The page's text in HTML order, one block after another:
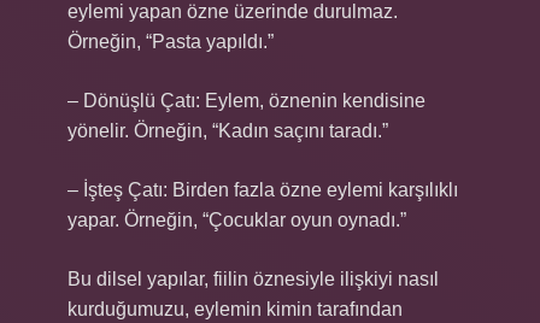
eylemi yapan özne üzerinde durulmaz.
Örneğin, “Pasta yapıldı.”
– Dönüşlü Çatı: Eylem, öznenin kendisine
yönelir. Örneğin, “Kadın saçını taradı.”
– İşteş Çatı: Birden fazla özne eylemi karşılıklı
yapar. Örneğin, “Çocuklar oyun oynadı.”
Bu dilsel yapılar, fiilin öznesiyle ilişkiyi nasıl
kurduğumuzu, eylemin kimin tarafından